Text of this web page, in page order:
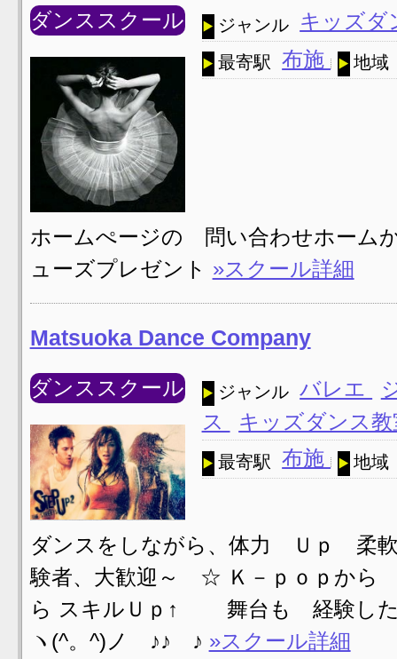
ダンススクール ジャンル キッズ
最寄駅 布施 地域
ホームぺージの 問い合わせホーム
ューズプレゼント »スクール詳細
Matsuoka Dance Company
ダンススクール ジャンル バレエ
ス
キッズダンス
最寄駅 布施 地域
ダンスをしながら、体力 Ｕｐ
験者、大歓迎～ ☆ Ｋ－ｐｏｐか
ら スキルＵｐ↑ 舞台も 経験し
ヽ(^。^)ノ ♪♪ ♪ »スクール詳細